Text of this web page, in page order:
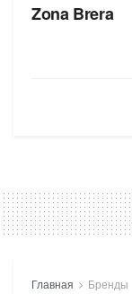
Zona Brera
Главная Бренды